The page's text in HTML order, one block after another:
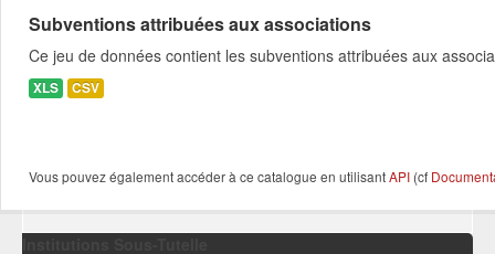
Subventions attribuées aux associations
Ce jeu de données contient les subventions attribuées aux
XLS CSV
Vous pouvez également accéder à ce catalogue en utilisantAPI (cf